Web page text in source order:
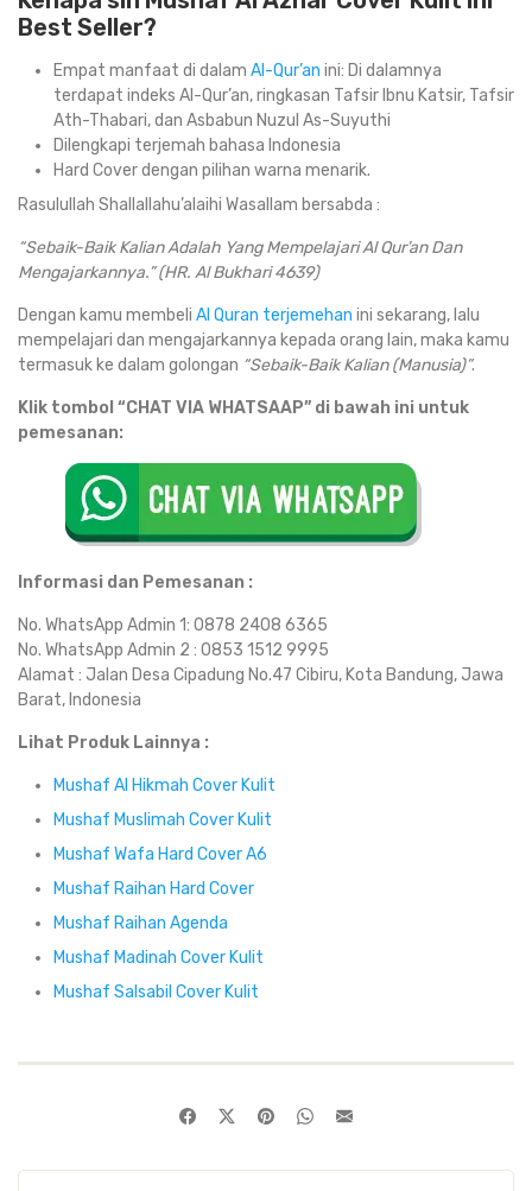
Best Seller?
Empat manfaat di dalam Al-Qur’an ini: Di dalamnya
terdapat indeks Al-Qur’an, ringkasan Tafsir Ibnu Katsir, Tafsir
Ath-Thabari, dan Asbabun Nuzul As-Suyuthi
Dilengkapi terjemah bahasa Indonesia
Hard Cover dengan pilihan warna menarik.
Rasulullah Shallallahu’alaihi Wasallam bersabda :
“Sebaik-Baik Kalian Adalah Yang Mempelajari Al Qur’an Dan
Mengajarkannya.” (HR. Al Bukhari 4639)
Dengan kamu membeli Al Quran terjemehan ini sekarang, lalu
mempelajari dan mengajarkannya kepada orang lain, maka kamu
termasuk ke dalam golongan “Sebaik-Baik Kalian (Manusia)”.
Klik tombol “CHAT VIA WHATSAAP” di bawah ini untuk
pemesanan:
Informasi dan Pemesanan :
No. WhatsApp Admin 1: 0878 2408 6365
No. WhatsApp Admin 2 : 0853 1512 9995
Alamat : Jalan Desa Cipadung No.47 Cibiru, Kota Bandung, Jawa
Barat, Indonesia
Lihat Produk Lainnya :
Mushaf Al Hikmah Cover Kulit
Mushaf Muslimah Cover Kulit
Mushaf Wafa Hard Cover A6
Mushaf Raihan Hard Cover
Mushaf Raihan Agenda
Mushaf Madinah Cover Kulit
Mushaf Salsabil Cover Kulit